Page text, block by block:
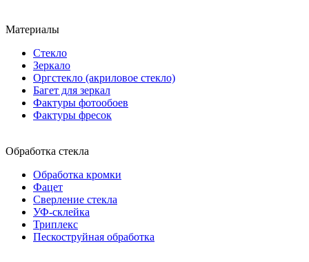
Материалы
Стекло
Зеркало
Оргстекло (акриловое стекло)
Багет для зеркал
Фактуры фотообоев
Фактуры фресок
Обработка стекла
Обработка кромки
Фацет
Сверление стекла
УФ-склейка
Триплекс
Пескоструйная обработка